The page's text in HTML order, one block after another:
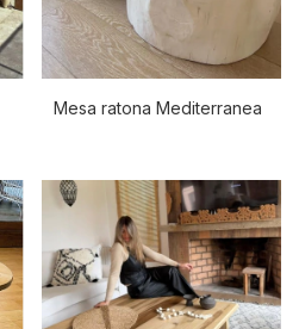
Mesa ratona Mediterranea